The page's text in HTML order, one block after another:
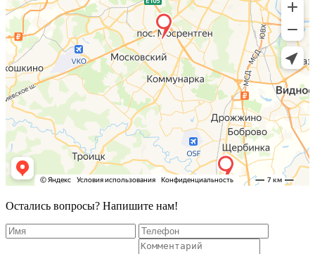
Остались вопросы? Напишите нам!